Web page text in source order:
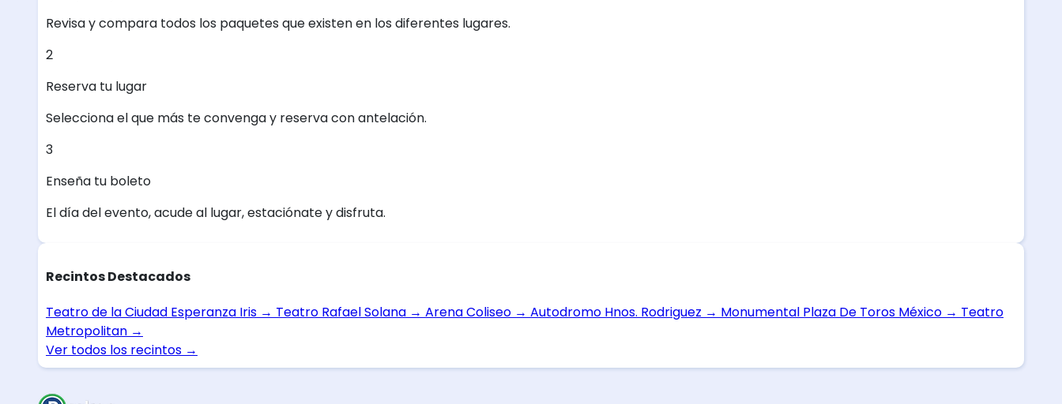
Revisa y compara todos los paquetes que existen en los diferentes lugares.
2
Reserva tu lugar
Selecciona el que más te convenga y reserva con antelación.
3
Enseña tu boleto
El día del evento, acude al lugar, estaciónate y disfruta.
Recintos Destacados
Teatro de la Ciudad Esperanza Iris → Teatro Rafael Solana → Arena Coliseo → Autodromo Hnos. Rodriguez → Monumental Plaza De Toros México → Teatro
Metropolitan →
Ver todos los recintos →